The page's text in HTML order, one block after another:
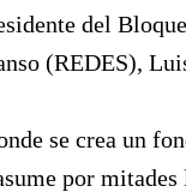
del
(REDES),
se crea un
por